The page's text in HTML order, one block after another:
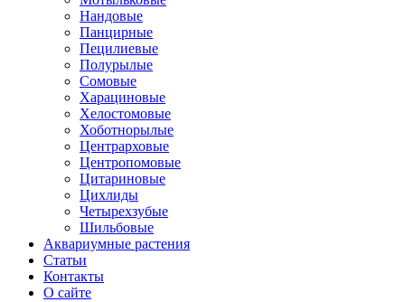
Нандовые
Панцирные
Пецилиевые
Полурылые
Сомовые
Харациновые
Хелостомовые
Хоботнорылые
Центрарховые
Центропомовые
Цитариновые
Цихлиды
Четырехзубые
Шильбовые
Аквариумные растения
Статьи
Контакты
О сайте